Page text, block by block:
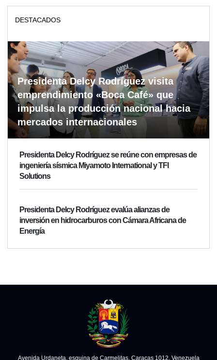
DESTACADOS
Presidenta Delcy Rodríguez visita
emprendimiento «Boca Café» que
impulsa la producción nacional hacia
mercados internacionales
Presidenta Delcy Rodríguez se reúne con empresas de
ingeniería sísmica Miyamoto International y TFI
Solutions
Presidenta Delcy Rodríguez evalúa alianzas de
inversión en hidrocarburos con Cámara Africana de
Energía
Avenida Urdaneta, esquina de Carmelitas. Caracas 1012, Venezuela